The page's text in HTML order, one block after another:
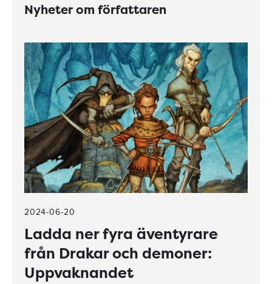
Nyheter om författaren
2024-06-20
Ladda ner fyra äventyrare
från Drakar och demoner:
Uppvaknandet